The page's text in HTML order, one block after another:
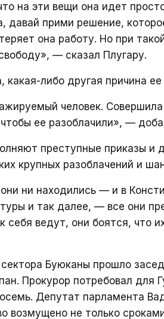
на эти вещи она идет
давай прими решение,
она работу. Но при
— сказал Плугару.
какая-либо другая причина
человек.
ее разоблачили», —
преступные приказы и
крупных разоблачений и
ни находились — и в
и так далее, — все они
себя ведут, они боятся, что
Буюканы прошло
Прокурор потребовал для
Депутат парламента
возмущено не только